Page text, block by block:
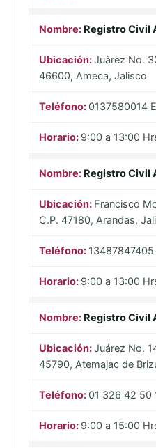
Registro Civil
Juàrez No.
46600, Ameca, Jalisco
0137580014
9:00 a 13:00
Registro Civil
Francisco
C.P. 47180, Arandas,
13487847405
9:00 a 13:00
Registro Civil
Juárez No.
45790, Atemajac de
01 326 42 50
9:00 a 15:00